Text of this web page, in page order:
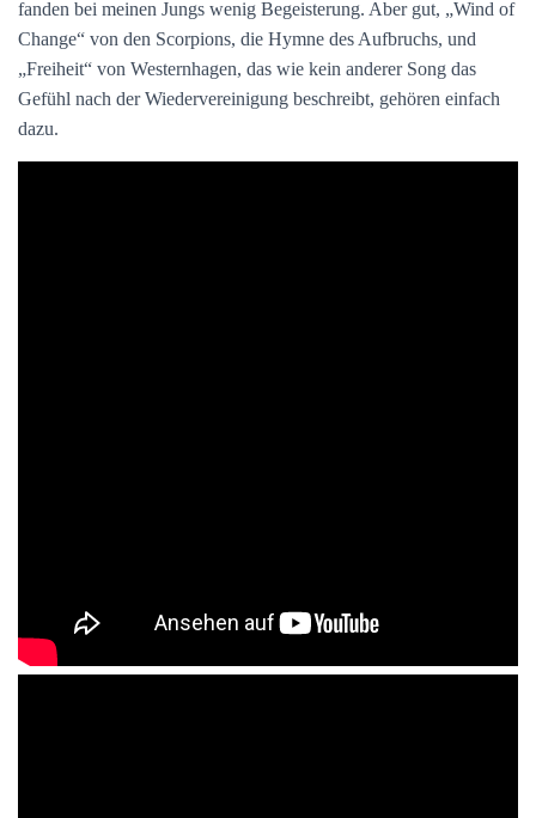
fanden bei meinen Jungs wenig Begeisterung. Aber gut, „Wind of
Change“ von den Scorpions, die Hymne des Aufbruchs, und
„Freiheit“ von Westernhagen, das wie kein anderer Song das
Gefühl nach der Wiedervereinigung beschreibt, gehören einfach
dazu.